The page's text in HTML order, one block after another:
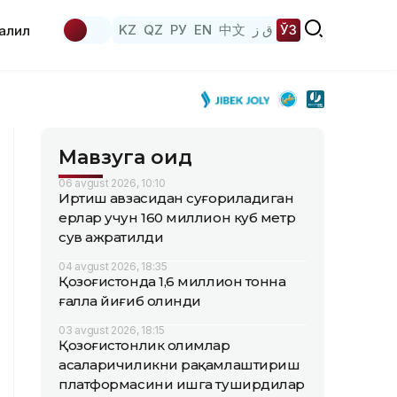
KZ QZ РУ EN 中文 ق ز ЎЗ
Мавзуга оид
06 avgust 2026, 10:10
Иртиш ҳавзасидан суғориладиган
ерлар учун 160 миллион куб метр
сув ажратилди
04 avgust 2026, 18:35
Қозоғистонда 1,6 миллион тонна
ғалла йиғиб олинди
03 avgust 2026, 18:15
Қозоғистонлик олимлар
асаларичиликни рақамлаштириш
платформасини ишга туширдилар